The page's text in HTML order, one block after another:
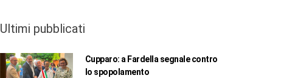
Ultimi pubblicati
Cupparo: a Fardella segnale contro
lo spopolamento